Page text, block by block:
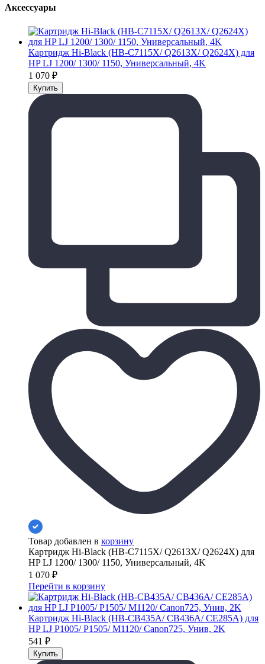
Аксессуары
Картридж Hi-Black (HB-C7115X/ Q2613X/ Q2624X) для
HP LJ 1200/ 1300/ 1150, Универсальный, 4K
1 070 ₽
Товар добавлен в корзину
Картридж Hi-Black (HB-C7115X/ Q2613X/ Q2624X) для
HP LJ 1200/ 1300/ 1150, Универсальный, 4K
1 070 ₽
Перейти в корзину
Картридж Hi-Black (HB-CB435A/ CB436A/ CE285A) для
HP LJ P1005/ P1505/ M1120/ Canon725, Унив, 2K
541 ₽